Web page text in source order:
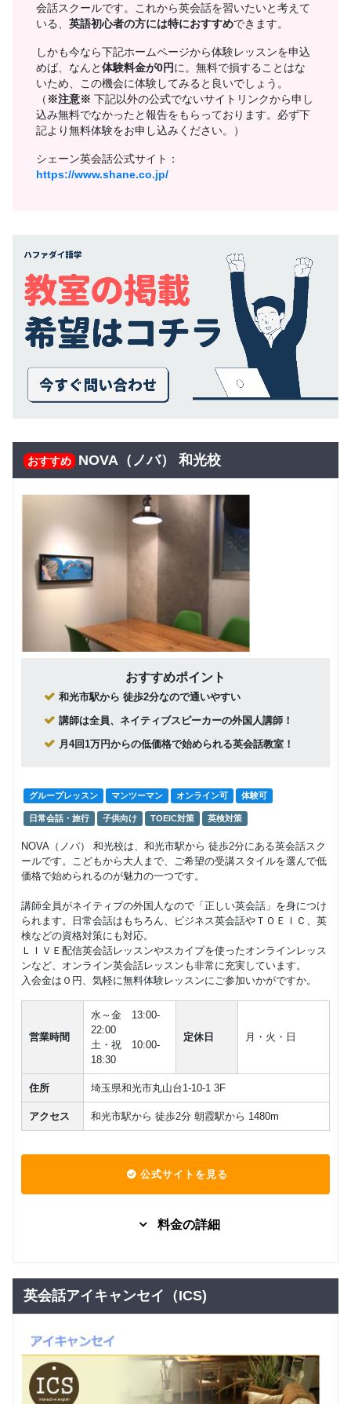
会話スクールです。これから英会話を習いたいと考えて
いる、 英語初心者の方には特におすすめできます。
しかも今なら下記ホームページから体験レッスンを申込
めば、なんと 体験料金が0円 に。無料で損することはな
いため、この機会に体験してみると良いでしょう。
（ ※注意※ 下記以外の公式でないサイトリンクから申し
込み無料でなかったと報告をもらっております。必ず下
記より無料体験をお申し込みください。）
シェーン英会話公式サイト：
https://www.shane.co.jp/
おすすめ NOVA（ノバ） 和光校
おすすめポイント
和光市駅から 徒歩2分なので通いやすい
講師は全員、ネイティブスピーカーの外国人講師！
月4回1万円からの低価格で始められる英会話教室！
グループレッスン マンツーマン オンライン可 体験可
日常会話・旅行 子供向け TOEIC対策 英検対策
NOVA（ノバ） 和光校は、和光市駅から 徒歩2分にある英会話スク
ールです。こどもから大人まで、ご希望の受講スタイルを選んで低
価格で始められるのが魅力の一つです。
講師全員がネイティブの外国人なので「正しい英会話」を身につけ
られます。日常会話はもちろん、ビジネス英会話やＴＯＥＩＣ、英
検などの資格対策にも対応。
ＬＩＶＥ配信英会話レッスンやスカイプを使ったオンラインレッス
ンなど、オンライン英会話レッスンも非常に充実しています。
入会金は０円、気軽に無料体験レッスンにご参加いかがですか。
営業時間
水～金 13:00‐
22:00
土・祝 10:00-
18:30
定休日 月・火・日
住所 埼玉県和光市丸山台1-10-1 3F
アクセス 和光市駅から 徒歩2分 朝霞駅から 1480m
公式サイトを見る
料金の詳細
プレッス
ン
10,000
回数：4 / 1セッション40分
固定プラ
ンマンツ
ーマンレ
ッスン
マンツーマン
22,222円(税込) / 月
回数：4 / 1セッション40分
英会話アイキャンセイ（ICS)